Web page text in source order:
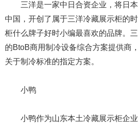
三洋是一家中日合资企业，将日本
中国，开创了属于三洋冷藏展示柜的
柜什么牌子好时小编最喜欢的品牌。
的BtoB商用制冷设备综合方案提供商
关于制冷标准的指定方案。
小鸭
小鸭作为山东本土冷藏展示柜企业